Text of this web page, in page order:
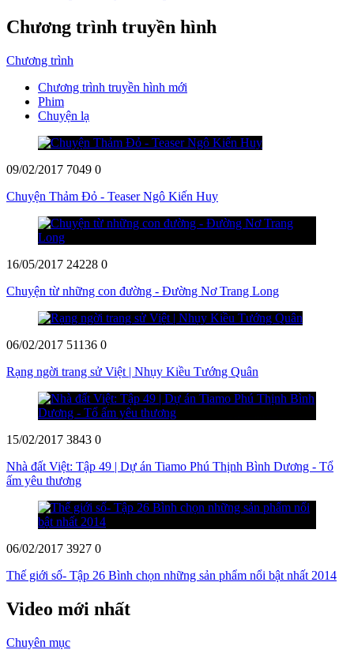
Chương trình truyền hình
Chương trình
Chương trình truyền hình mới
Phim
Chuyện lạ
09/02/2017 7049 0
Chuyện Thảm Đỏ - Teaser Ngô Kiến Huy
16/05/2017 24228 0
Chuyện từ những con đường - Đường Nơ Trang Long
06/02/2017 51136 0
Rạng ngời trang sử Việt | Nhụy Kiều Tướng Quân
15/02/2017 3843 0
Nhà đất Việt: Tập 49 | Dự án Tiamo Phú Thịnh Bình Dương - Tổ
ấm yêu thương
06/02/2017 3927 0
Thế giới số- Tập 26 Bình chọn những sản phẩm nổi bật nhất 2014
Video mới nhất
Chuyên mục